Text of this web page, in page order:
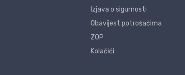
Izjava o sigurnosti
Obavijest potrošačima
ZOP
Kolačići